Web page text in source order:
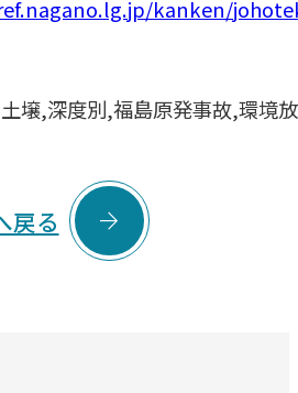
kanken/
壌,深度別,福島原発事故,環境
戻る 